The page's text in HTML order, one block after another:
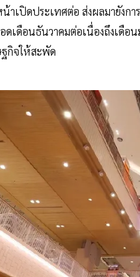
น้าเปิดประเทศต่อ ส่งผลมายังก
เดือนธันวาคมต่อเนื่องถึงเดือน
ฐกิจให้สะพัด